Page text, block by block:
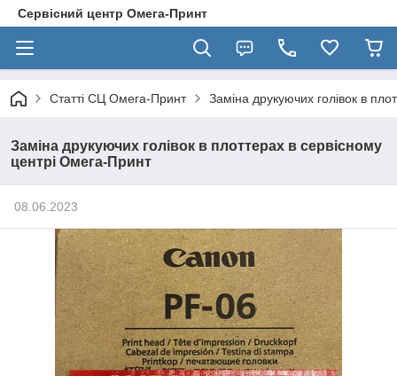
Сервісний центр Омега-Принт
Статті СЦ Омега-Принт Заміна друкуючих голівок в
Заміна друкуючих голівок в плоттерах в сервісному
центрі Омега-Принт
08.06.2023